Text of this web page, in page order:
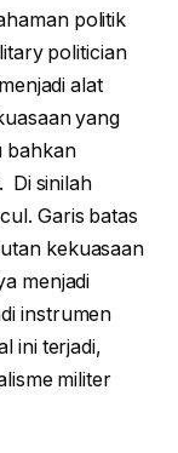
politik
politician
alat
yang
bahkan
Di sinilah
Garis batas
kekuasaan
menjadi
instrumen
ini terjadi,
militer